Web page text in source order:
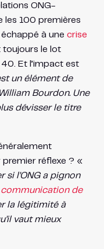
ONG-
les 100 premières
à une crise
toujours le lot
Et l’impact est
un élément de
Bourdon. Une
dévisser le titre
réflexe ? «
l’ONG a pignon
de
la légitimité à
vaut mieux